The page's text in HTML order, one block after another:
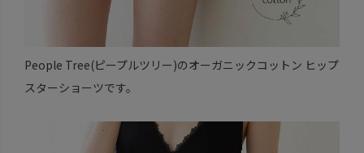
People Tree(ピープルツリー)のオーガニックコットン ヒップ
スターショーツです。